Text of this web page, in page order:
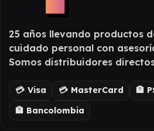
25 años llevando productos
cuidado personal con
Somos distribuidores
💳 Visa 💳 MasterCard 🏦
🏦 Bancolombia